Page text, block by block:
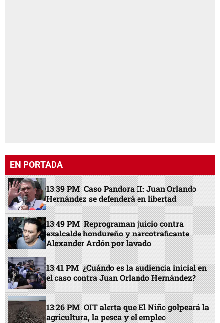
EN PORTADA
13:39 PM Caso Pandora II: Juan Orlando
Hernández se defenderá en libertad
13:49 PM Reprograman juicio contra
exalcalde hondureño y narcotraficante
Alexander Ardón por lavado
13:41 PM ¿Cuándo es la audiencia inicial en
el caso contra Juan Orlando Hernández?
13:26 PM OIT alerta que El Niño golpeará la
agricultura, la pesca y el empleo